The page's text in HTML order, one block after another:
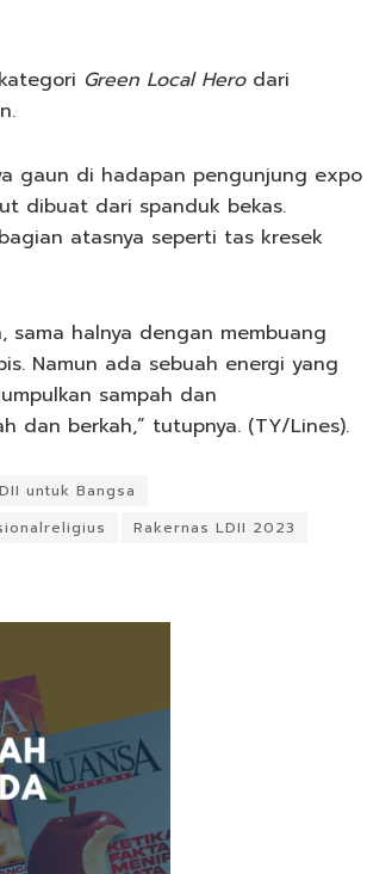
Green Local Herodari
gaun di hadapan pengunjung expo
dibuat dari spanduk bekas.
atasnya seperti tas kresek
sama halnya dengan membuang
Namun ada sebuah energi yang
sampah dan
dan berkah,” tutupnya. (TY/Lines).
untuk Bangsa
Rakernas LDII 2023